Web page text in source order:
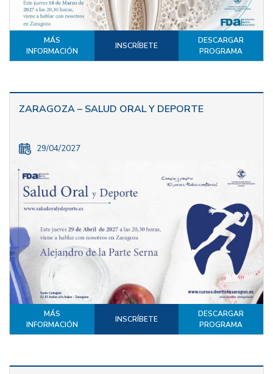
MÁS
INFORMACIÓN
INSCRÍBETE
DESCARGAR
PROGRAMA
ZARAGOZA – SALUD ORAL Y DEPORTE
29/04/2027
MÁS
INFORMACIÓN
INSCRÍBETE
DESCARGAR
PROGRAMA